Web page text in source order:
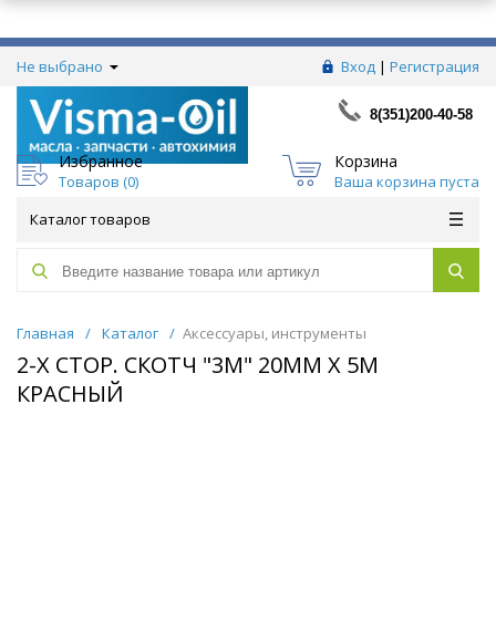
Не выбрано Вход | Регистрация
8(351)200-40-58
Избранное
Товаров (0)
Корзина
Ваша корзина пуста
Каталог товаров
Главная / Каталог / Аксессуары, инструменты
2-Х СТОР. СКОТЧ "3М" 20ММ Х 5М
КРАСНЫЙ